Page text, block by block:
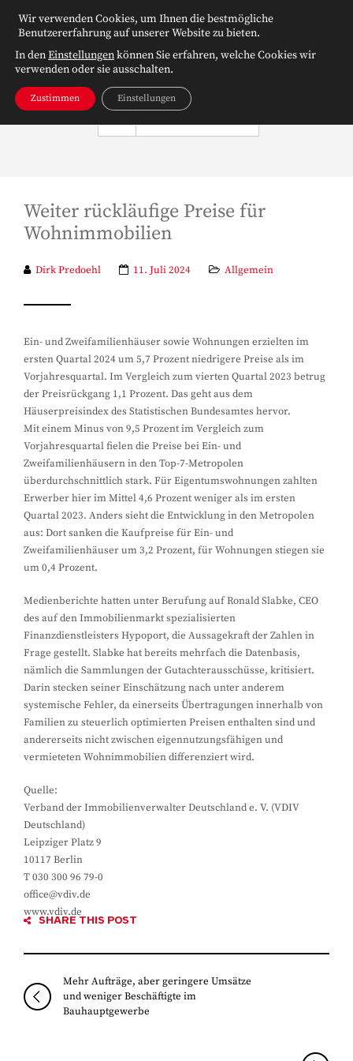
Weiter rückläufige Preise für
Wohnimmobilien
Dirk Predoehl 11. Juli 2024 Allgemein
Ein- und Zweifamilienhäuser sowie Wohnungen erzielten im
ersten Quartal 2024 um 5,7 Prozent niedrigere Preise als im
Vorjahresquartal. Im Vergleich zum vierten Quartal 2023 betrug
der Preisrückgang 1,1 Prozent. Das geht aus dem
Häuserpreisindex des Statistischen Bundesamtes hervor.
Mit einem Minus von 9,5 Prozent im Vergleich zum
Vorjahresquartal fielen die Preise bei Ein- und
Zweifamilienhäusern in den Top-7-Metropolen
überdurchschnittlich stark. Für Eigentumswohnungen zahlten
Erwerber hier im Mittel 4,6 Prozent weniger als im ersten
Quartal 2023. Anders sieht die Entwicklung in den Metropolen
aus: Dort sanken die Kaufpreise für Ein- und
Zweifamilienhäuser um 3,2 Prozent, für Wohnungen stiegen sie
um 0,4 Prozent.
Medienberichte hatten unter Berufung auf Ronald Slabke, CEO
des auf den Immobilienmarkt spezialisierten
Finanzdienstleisters Hypoport, die Aussagekraft der Zahlen in
Frage gestellt. Slabke hat bereits mehrfach die Datenbasis,
nämlich die Sammlungen der Gutachterausschüsse, kritisiert.
Darin stecken seiner Einschätzung nach unter anderem
systemische Fehler, da einerseits Übertragungen innerhalb von
Familien zu steuerlich optimierten Preisen enthalten sind und
andererseits nicht zwischen eigennutzungsfähigen und
vermieteten Wohnimmobilien differenziert wird.
Quelle:
Verband der Immobilienverwalter Deutschland e. V. (VDIV
Deutschland)
Leipziger Platz 9
10117 Berlin
T 030 300 96 79-0
office@vdiv.de
www.vdiv.de
SHARE THIS POST
Mehr Aufträge, aber geringere Umsätze
und weniger Beschäftigte im
Bauhauptgewerbe
Wir verwenden Cookies, um Ihnen die bestmögliche
Benutzererfahrung auf unserer Website zu bieten.
In denEinstellungenkönnen Sie erfahren, welche Cookies wir
verwenden oder sie ausschalten.
Zustimmen Einstellungen